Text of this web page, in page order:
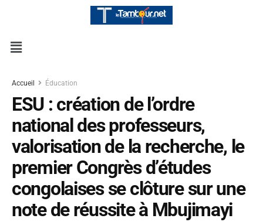
Accueil Éducation
ESU : création de l’ordre
national des professeurs,
valorisation de la recherche, le
premier Congrès d’études
congolaises se clôture sur une
note de réussite à Mbujimayi